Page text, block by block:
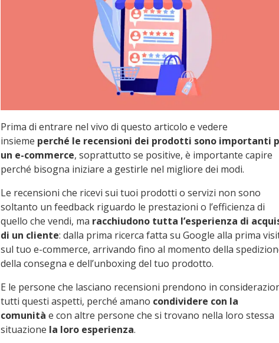
Prima di entrare nel vivo di questo articolo e vedere
insieme perché le recensioni dei prodotti sono importanti
un e-commerce, soprattutto se positive, è importante capire
perché bisogna iniziare a gestirle nel migliore dei modi.
Le recensioni che ricevi sui tuoi prodotti o servizi non sono
soltanto un feedback riguardo le prestazioni o l’efficienza di
quello che vendi, ma racchiudono tutta l’esperienza di
di un cliente: dalla prima ricerca fatta su Google alla prima
sul tuo e-commerce, arrivando fino al momento della
della consegna e dell’unboxing del tuo prodotto.
E le persone che lasciano recensioni prendono in
tutti questi aspetti, perché amano condividere con la
comunità e con altre persone che si trovano nella loro stessa
situazione la loro esperienza.